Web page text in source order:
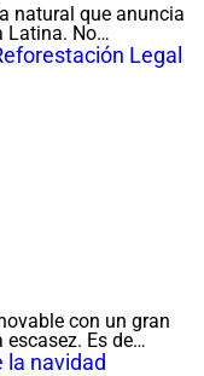
natural que anuncia
Latina. No…
Legal
con un gran
Es de…
la navidad